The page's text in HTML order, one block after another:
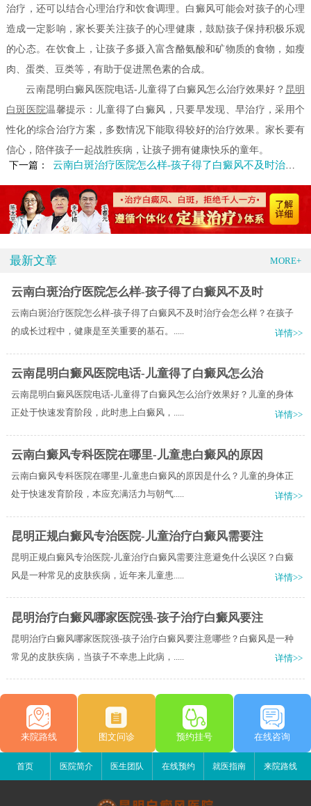
治疗，还可以结合心理治疗和饮食调理。白癜风可能会对孩子的心理
造成一定影响，家长要关注孩子的心理健康，鼓励孩子保持积极乐观
的心态。在饮食上，让孩子多摄入富含酪氨酸和矿物质的食物，如瘦
肉、蛋类、豆类等，有助于促进黑色素的合成。
云南昆明白癜风医院电话-儿童得了白癜风怎么治疗效果好？ 昆明
白斑医院温馨提示：儿童得了白癜风，只要早发现、早治疗，采用个
性化的综合治疗方案，多数情况下能取得较好的治疗效果。家长要有
信心，陪伴孩子一起战胜疾病，让孩子拥有健康快乐的童年。
下一篇：
云南白斑治疗医院怎么样-孩子得了白癜风不及时治疗会怎么样
最新文章 MORE+
云南白斑治疗医院怎么样-孩子得了白癜风不及时
云南白斑治疗医院怎么样-孩子得了白癜风不及时治疗会怎么样？在孩子
的成长过程中，健康是至关重要的基石。.....
详情>>
云南昆明白癜风医院电话-儿童得了白癜风怎么治
云南昆明白癜风医院电话-儿童得了白癜风怎么治疗效果好？儿童的身体
正处于快速发育阶段，此时患上白癜风，.....
详情>>
云南白癜风专科医院在哪里-儿童患白癜风的原因
云南白癜风专科医院在哪里-儿童患白癜风的原因是什么？儿童的身体正
处于快速发育阶段，本应充满活力与朝气.....
详情>>
昆明正规白癜风专治医院-儿童治疗白癜风需要注
昆明正规白癜风专治医院-儿童治疗白癜风需要注意避免什么误区？白癜
风是一种常见的皮肤疾病，近年来儿童患.....
详情>>
昆明治疗白癜风哪家医院强-孩子治疗白癜风要注
昆明治疗白癜风哪家医院强-孩子治疗白癜风要注意哪些？白癜风是一种
常见的皮肤疾病，当孩子不幸患上此病，.....
详情>>
来院路线 图文问诊 预约挂号 在线咨询
首页 医院简介 医生团队 在线预约 就医指南 来院路线